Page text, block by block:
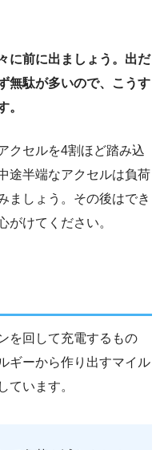
に前に出ましょう。出だ
無駄が多いので、こうす
。
クセルを4割ほど踏み込
途半端なアクセルは負荷
ましょう。その後はでき
がけてください。
を回して充電するもの
ギーから作り出すマイル
ています。